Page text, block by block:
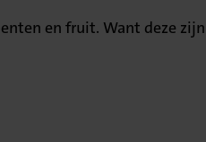
en fruit. Want deze